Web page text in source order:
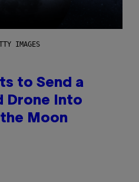
IMAGES
to Send a
Drone Into
Moon